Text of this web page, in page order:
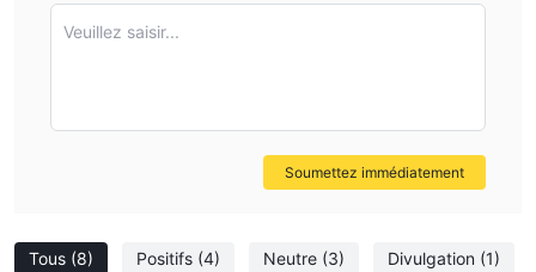
Tous (8) Positifs (4) Neutre (3) Divulgation (1)
Veuillez saisir...
Soumettez immédiatement